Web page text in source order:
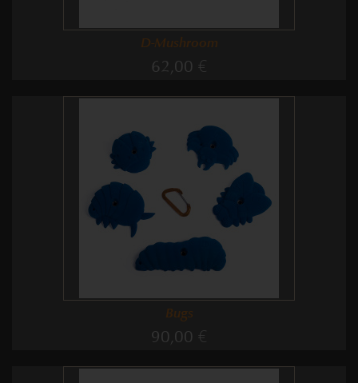
D-Mushroom
62,00 €
Bugs
90,00 €